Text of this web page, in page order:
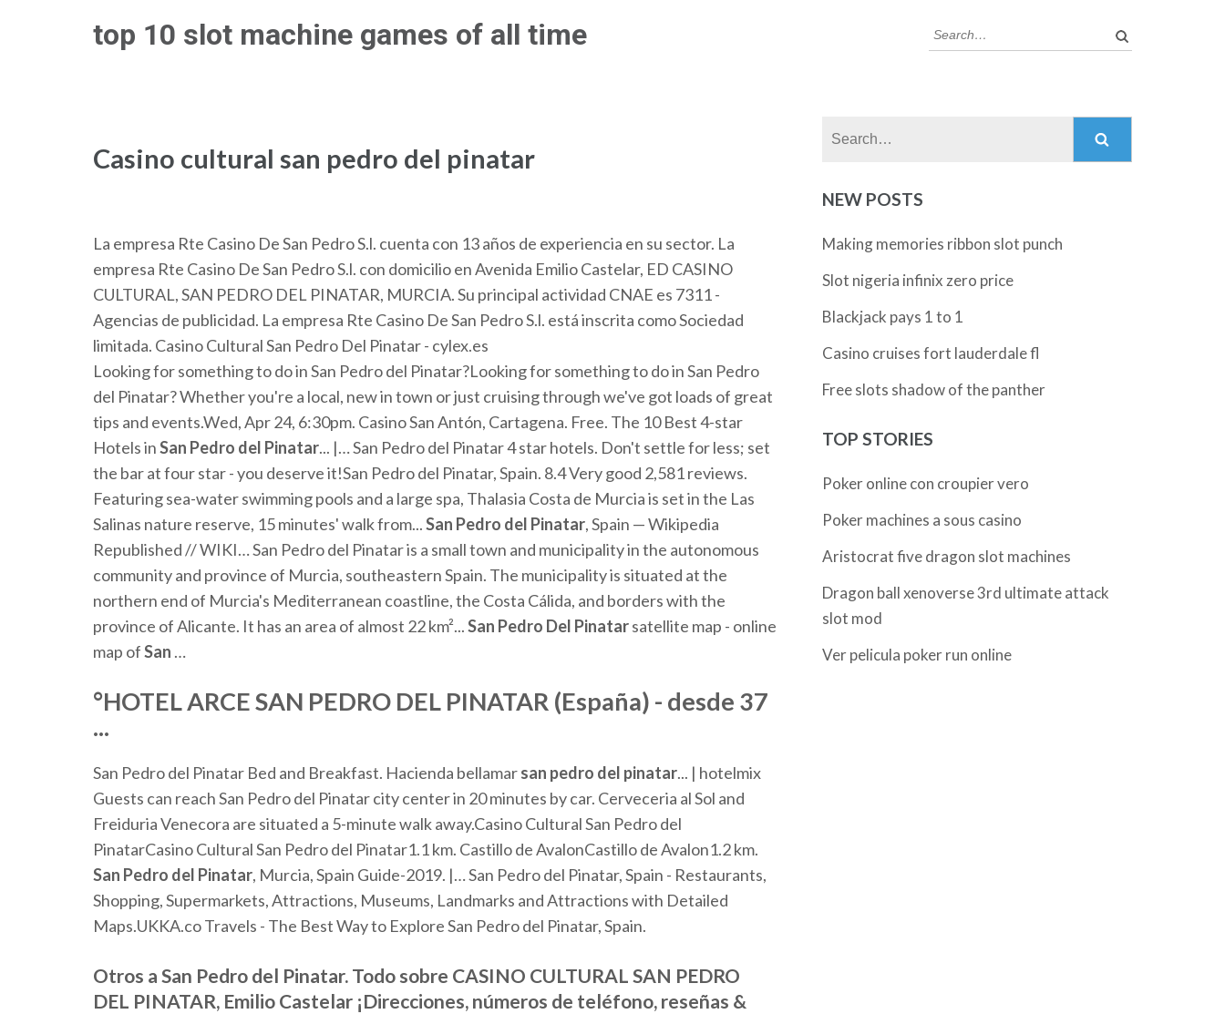
top 10 slot machine games of all time Search:
Casino cultural san pedro del pinatar
La empresa Rte Casino De San Pedro S.l. cuenta con 13 años de experiencia en su sector. La
empresa Rte Casino De San Pedro S.l. con domicilio en Avenida Emilio Castelar, ED CASINO
CULTURAL, SAN PEDRO DEL PINATAR, MURCIA. Su principal actividad CNAE es 7311 -
Agencias de publicidad. La empresa Rte Casino De San Pedro S.l. está inscrita como Sociedad
limitada. Casino Cultural San Pedro Del Pinatar - cylex.es
Looking for something to do in San Pedro del Pinatar?Looking for something to do in San Pedro
del Pinatar? Whether you're a local, new in town or just cruising through we've got loads of great
tips and events.Wed, Apr 24, 6:30pm. Casino San Antón, Cartagena. Free. The 10 Best 4-star
Hotels inSan Pedro del Pinatar... |… San Pedro del Pinatar 4 star hotels. Don't settle for less; set
the bar at four star - you deserve it!San Pedro del Pinatar, Spain. 8.4 Very good 2,581 reviews.
Featuring sea-water swimming pools and a large spa, Thalasia Costa de Murcia is set in the Las
Salinas nature reserve, 15 minutes' walk from...San Pedro del Pinatar, Spain — Wikipedia
Republished // WIKI… San Pedro del Pinatar is a small town and municipality in the autonomous
community and province of Murcia, southeastern Spain. The municipality is situated at the
northern end of Murcia's Mediterranean coastline, the Costa Cálida, and borders with the
province of Alicante. It has an area of almost 22 km²...San Pedro Del Pinatarsatellite map - online
map ofSan …
°HOTEL ARCESAN PEDRO DEL PINATAR (España) - desde 37
...
San Pedro del Pinatar Bed and Breakfast. Hacienda bellamarsan pedro del pinatar... | hotelmix
Guests can reach San Pedro del Pinatar city center in 20 minutes by car. Cerveceria al Sol and
Freiduria Venecora are situated a 5-minute walk away.Casino Cultural San Pedro del
PinatarCasino Cultural San Pedro del Pinatar1.1 km. Castillo de AvalonCastillo de Avalon1.2 km.
San Pedro del Pinatar, Murcia, Spain Guide-2019. |… San Pedro del Pinatar, Spain - Restaurants,
Shopping, Supermarkets, Attractions, Museums, Landmarks and Attractions with Detailed
Maps.UKKA.co Travels - The Best Way to Explore San Pedro del Pinatar, Spain.
Otros a San Pedro del Pinatar. Todo sobre CASINO CULTURAL SAN PEDRO
DEL PINATAR, Emilio Castelar ¡Direcciones, números de teléfono, reseñas &
Search:
NEW POSTS
Making memories ribbon slot punch
Slot nigeria infinix zero price
Blackjack pays 1 to 1
Casino cruises fort lauderdale fl
Free slots shadow of the panther
TOP STORIES
Poker online con croupier vero
Poker machines a sous casino
Aristocrat five dragon slot machines
Dragon ball xenoverse 3rd ultimate attack
slot mod
Ver pelicula poker run online